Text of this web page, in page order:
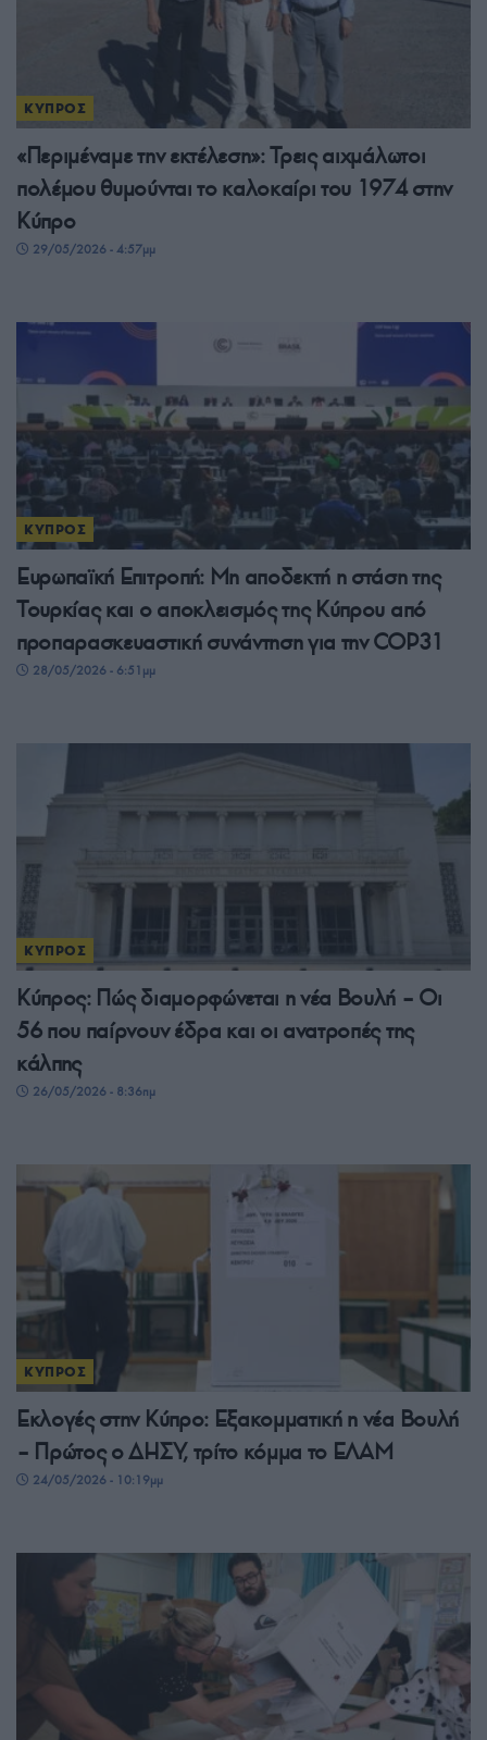
ΚΥΠΡΟΣ
«Περιμέναμε την εκτέλεση»: Τρεις αιχμάλωτοι
πολέμου θυμούνται το καλοκαίρι του 1974 στην
Κύπρο
29/05/2026 - 4:57μμ
ΚΥΠΡΟΣ
Ευρωπαϊκή Επιτροπή: Μη αποδεκτή η στάση της
Τουρκίας και ο αποκλεισμός της Κύπρου από
προπαρασκευαστική συνάντηση για την COP31
28/05/2026 - 6:51μμ
ΚΥΠΡΟΣ
Κύπρος: Πώς διαμορφώνεται η νέα Βουλή – Οι
56 που παίρνουν έδρα και οι ανατροπές της
κάλπης
26/05/2026 - 8:36πμ
ΚΥΠΡΟΣ
Εκλογές στην Κύπρο: Εξακομματική η νέα Βουλή
– Πρώτος ο ΔΗΣΥ, τρίτο κόμμα το ΕΛΑΜ
24/05/2026 - 10:19μμ